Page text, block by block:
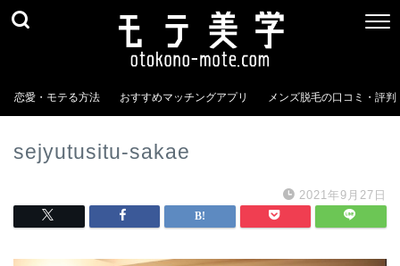
恋愛・モテる方法 おすすめマッチングアプリ メンズ脱毛の口コミ・評判
sejyutusitu-sakae
2021年9月27日